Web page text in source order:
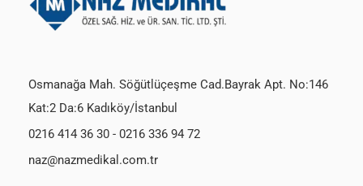
Osmanağa Mah. Söğütlüçeşme Cad.Bayrak Apt. No:146
Kat:2 Da:6 Kadıköy/İstanbul
0216 414 36 30 - 0216 336 94 72
naz@nazmedikal.com.tr